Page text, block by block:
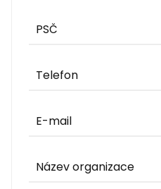
PSČ
Telefon
E-mail
Název organizace